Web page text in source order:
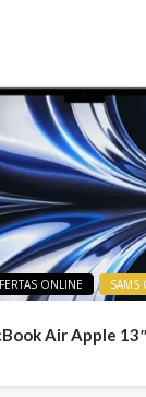
ONLINE SAMS
Air Apple